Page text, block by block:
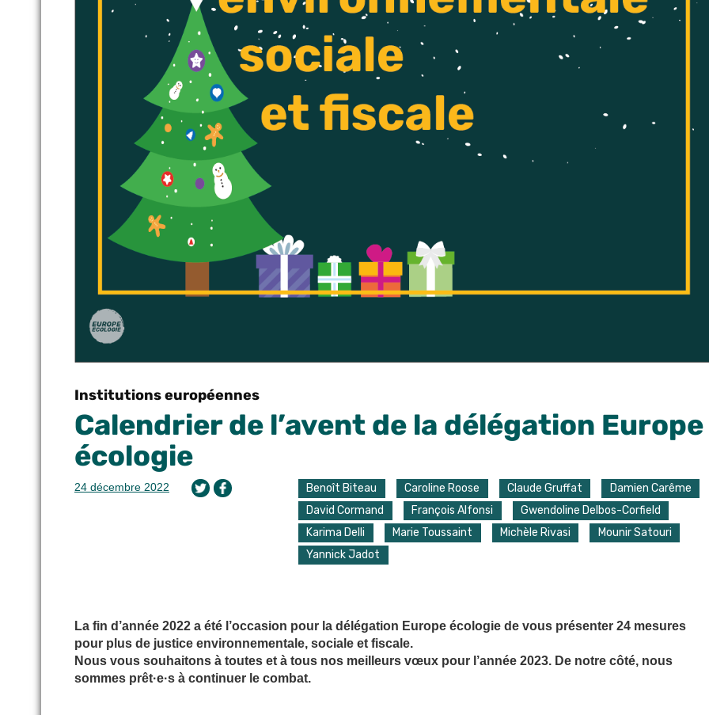
Institutions européennes
Calendrier de l’avent de la délégation Europe
écologie
24 décembre 2022 Benoît Biteau Caroline Roose Claude Gruffat
Damien Carême
David Cormand
François Alfonsi
Gwendoline Delbos-Corfield
Karima Delli
Marie Toussaint Michèle Rivasi
Mounir Satouri
Yannick Jadot
La fin d’année 2022 a été l’occasion pour la délégation Europe écologie de vous présenter 24 mesures
pour plus de justice environnementale, sociale et fiscale.
Nous vous souhaitons à toutes et à tous nos meilleurs vœux pour l’année 2023. De notre côté, nous
sommes prêt·e·s à continuer le combat.